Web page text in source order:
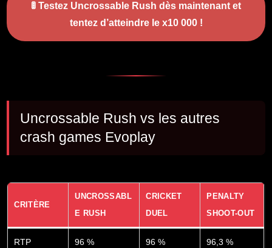
🚦 Testez Uncrossable Rush dès maintenant et
tentez d’atteindre le x10 000 !
Uncrossable Rush vs les autres
crash games Evoplay
CRITÈRE
UNCROSSABL
E RUSH
CRICKET
DUEL
PENALTY
SHOOT-OUT
RTP 96 % 96 % 96,3 %